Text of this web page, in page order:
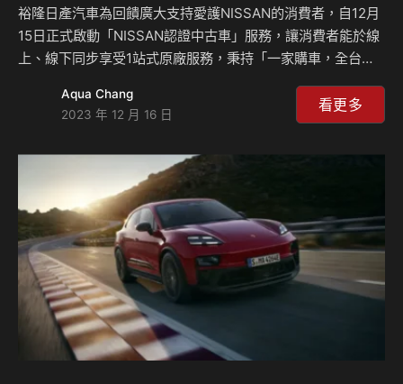
裕隆日產汽車為回饋廣大支持愛護NISSAN的消費者，自12月
15日正式啟動「NISSAN認證中古車」服務，讓消費者能於線
上、線下同步享受1站式原廠服務，秉持「一家購車，全台保
NISSAN中古車款的最佳首選。NISSAN認證中古車款皆經158
項原廠專業檢驗程序，並提供10大購車保證：1. 一家購車，全
事故車 5. 非營業車及變造車體 6. 無假造里程 7. 無變更車身號
碼及引擎號碼 8. 車價透明，實車在庫 9. 車況履歷透明 10. 十
天鑑賞期，以官方認證的車源、銷售管道及保修…
Aqua Chang
2023 年 12 月 16 日
看更多